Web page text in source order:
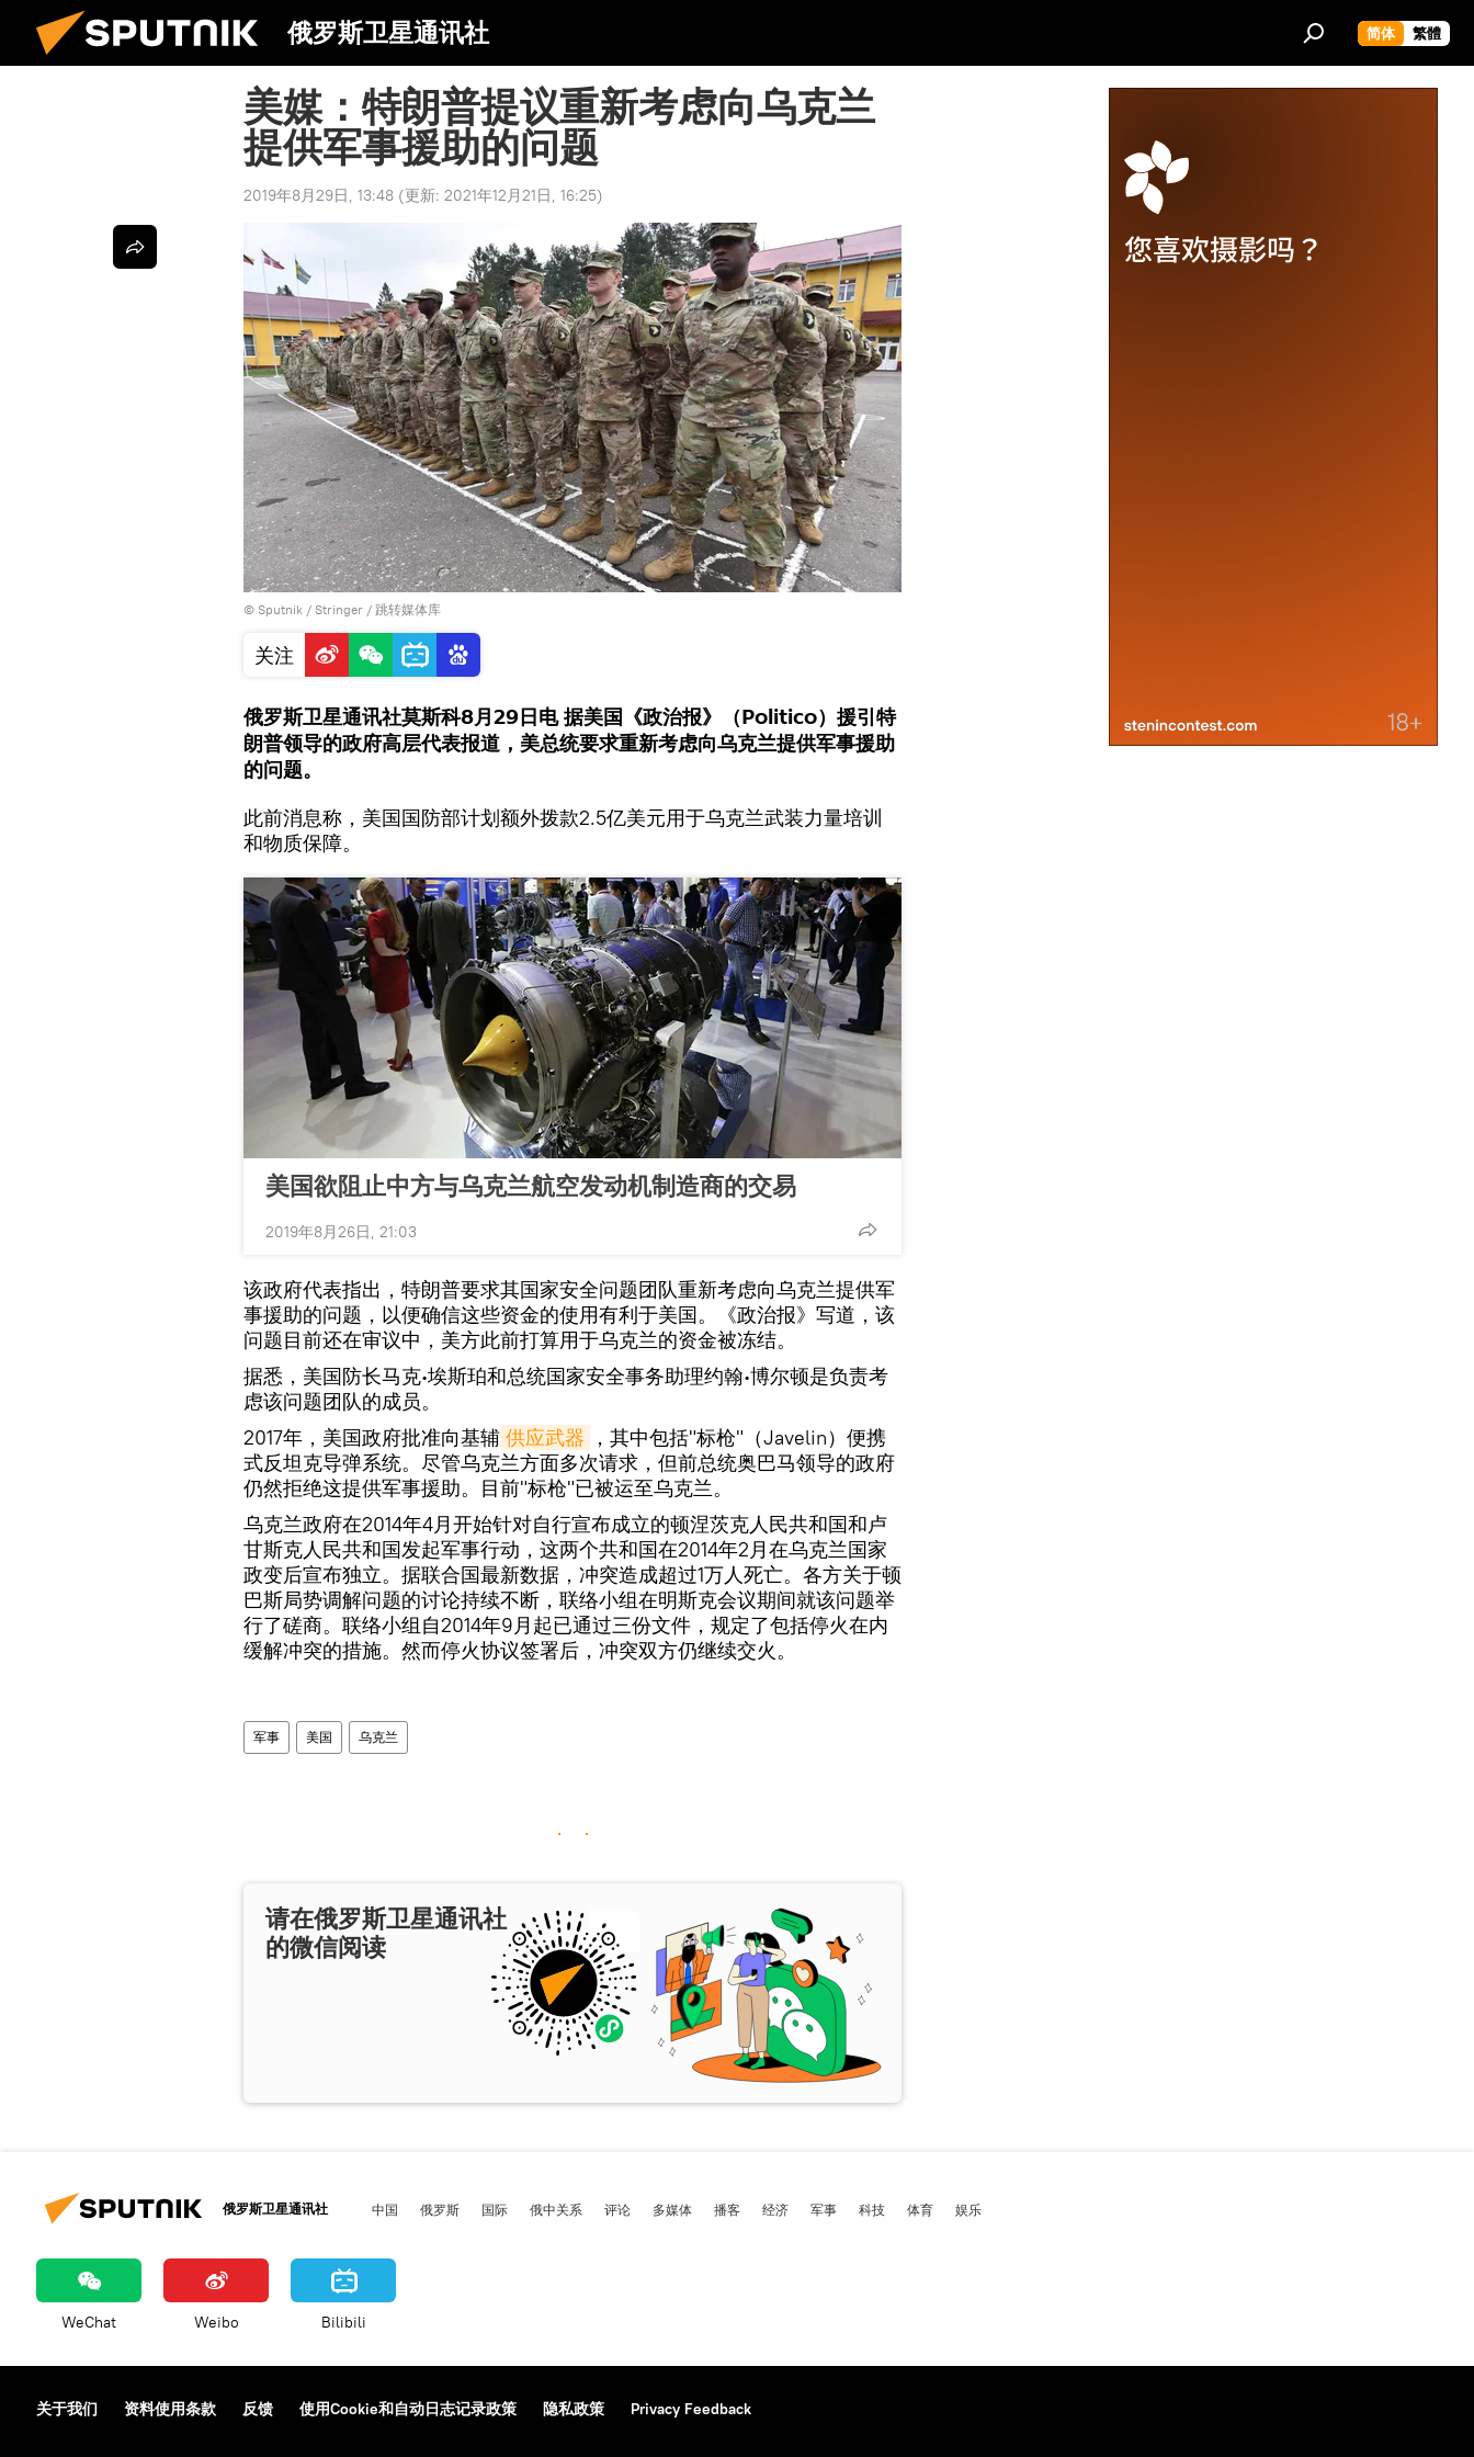
俄罗斯卫星通讯社 简体 繁體
美媒：特朗普提议重新考虑向乌克兰
提供军事援助的问题
2019年8月29日, 13:48 (更新: 2021年12月21日, 16:25)
© Sputnik / Stringer / 跳转媒体库
关注
俄罗斯卫星通讯社莫斯科8月29日电 据美国《政治报》（Politico）援引特
朗普领导的政府高层代表报道，美总统要求重新考虑向乌克兰提供军事援助
的问题。
此前消息称，美国国防部计划额外拨款2.5亿美元用于乌克兰武装力量培训
和物质保障。
美国欲阻止中方与乌克兰航空发动机制造商的交易
2019年8月26日, 21:03
该政府代表指出，特朗普要求其国家安全问题团队重新考虑向乌克兰提供军
事援助的问题，以便确信这些资金的使用有利于美国。《政治报》写道，该
问题目前还在审议中，美方此前打算用于乌克兰的资金被冻结。
据悉，美国防长马克∙埃斯珀和总统国家安全事务助理约翰∙博尔顿是负责考
虑该问题团队的成员。
2017年，美国政府批准向基辅 供应武器
，其中包括"标枪"（Javelin）便携
式反坦克导弹系统。尽管乌克兰方面多次请求，但前总统奥巴马领导的政府
仍然拒绝这提供军事援助。目前"标枪"已被运至乌克兰。
乌克兰政府在2014年4月开始针对自行宣布成立的顿涅茨克人民共和国和卢
甘斯克人民共和国发起军事行动，这两个共和国在2014年2月在乌克兰国家
政变后宣布独立。据联合国最新数据，冲突造成超过1万人死亡。各方关于顿
巴斯局势调解问题的讨论持续不断，联络小组在明斯克会议期间就该问题举
行了磋商。联络小组自2014年9月起已通过三份文件，规定了包括停火在内
缓解冲突的措施。然而停火协议签署后，冲突双方仍继续交火。
军事 美国 乌克兰
请在俄罗斯卫星通讯社
的微信阅读
俄罗斯卫星通讯社 中国 俄罗斯 国际 俄中关系 评论 多媒体 播客 经济 军事 科技 体育 娱乐
WeChat Weibo Bilibili
关于我们 资料使用条款 反馈 使用Cookie和自动日志记录政策 隐私政策 Privacy Feedback